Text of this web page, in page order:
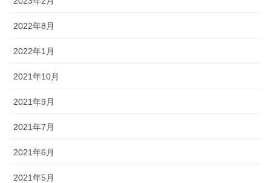
2022年8月
2022年1月
2021年10月
2021年9月
2021年7月
2021年6月
2021年5月